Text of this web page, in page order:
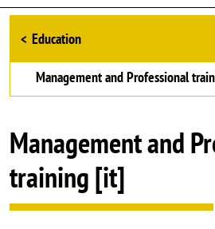
Browse the section
Education
Management and Professional
Management and
training [it]